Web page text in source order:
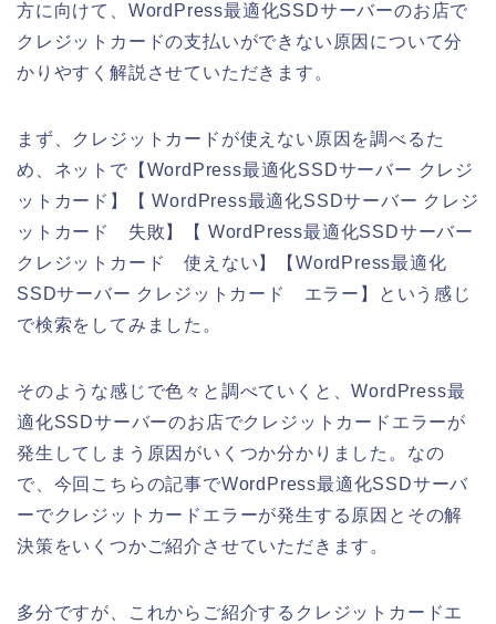
方に向けて、WordPress最適化SSDサーバーのお店で
クレジットカードの支払いができない原因について分
かりやすく解説させていただきます。
まず、クレジットカードが使えない原因を調べるた
め、ネットで【WordPress最適化SSDサーバー クレジ
ットカード】【 WordPress最適化SSDサーバー クレジ
ットカード 失敗】【 WordPress最適化SSDサーバー
クレジットカード 使えない】【WordPress最適化
SSDサーバー クレジットカード エラー】という感じ
で検索をしてみました。
そのような感じで色々と調べていくと、WordPress最
適化SSDサーバーのお店でクレジットカードエラーが
発生してしまう原因がいくつか分かりました。なの
で、今回こちらの記事でWordPress最適化SSDサーバ
ーでクレジットカードエラーが発生する原因とその解
決策をいくつかご紹介させていただきます。
多分ですが、これからご紹介するクレジットカードエ